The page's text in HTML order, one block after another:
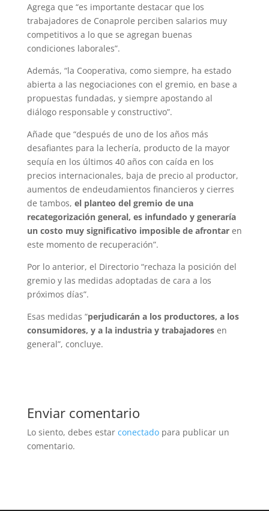
Agrega que “es importante destacar que los
trabajadores de Conaprole perciben salarios muy
competitivos a lo que se agregan buenas
condiciones laborales”.
Además, “la Cooperativa, como siempre, ha estado
abierta a las negociaciones con el gremio, en base a
propuestas fundadas, y siempre apostando al
diálogo responsable y constructivo”.
Añade que “después de uno de los años más
desafiantes para la lechería, producto de la mayor
sequía en los últimos 40 años con caída en los
precios internacionales, baja de precio al productor,
aumentos de endeudamientos financieros y cierres
de tambos, el planteo del gremio de una
recategorización general, es infundado y generaría
un costo muy significativo imposible de afrontaren
este momento de recuperación”.
Por lo anterior, el Directorio “rechaza la posición del
gremio y las medidas adoptadas de cara a los
próximos días”.
Esas medidas “perjudicarán a los productores, a los
consumidores, y a la industria y trabajadoresen
general”, concluye.
Enviar comentario
Lo siento, debes estar conectadopara publicar un
comentario.